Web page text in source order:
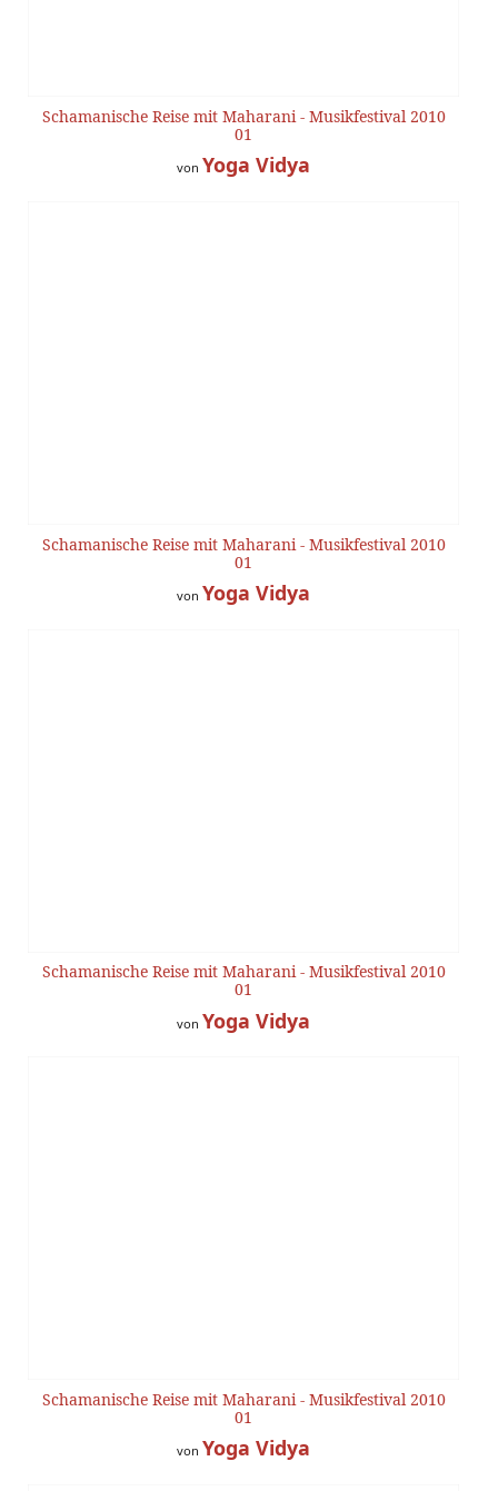
Schamanische Reise mit Maharani - Musikfestival 2010
01
von Yoga Vidya
Schamanische Reise mit Maharani - Musikfestival 2010
01
von Yoga Vidya
Schamanische Reise mit Maharani - Musikfestival 2010
01
von Yoga Vidya
Schamanische Reise mit Maharani - Musikfestival 2010
01
von Yoga Vidya